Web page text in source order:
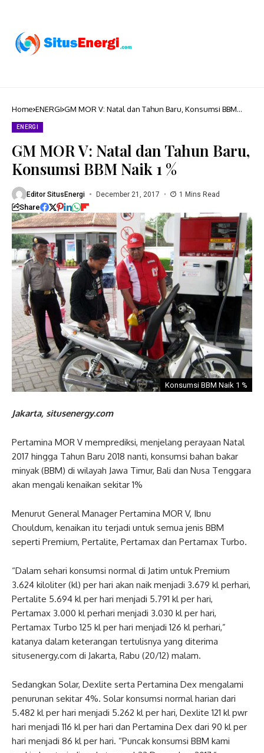
Home ENERGI GM MOR V: Natal dan Tahun Baru, Konsumsi BBM
ENERGI
GM MOR V: Natal dan Tahun Baru,
Konsumsi BBM Naik 1 %
Editor SitusEnergi December 21, 2017 1 Mins Read
Share
Konsumsi BBM Naik 1 %
Jakarta, situsenergy.com
Pertamina MOR V memprediksi, menjelang perayaan Natal
2017 hingga Tahun Baru 2018 nanti, konsumsi bahan bakar
minyak (BBM) di wilayah Jawa Timur, Bali dan Nusa Tenggara
akan mengali kenaikan sekitar 1%
Menurut General Manager Pertamina MOR V, Ibnu
Chouldum, kenaikan itu terjadi untuk semua jenis BBM
seperti Premium, Pertalite, Pertamax dan Pertamax Turbo.
“Dalam sehari konsumsi normal di Jatim untuk Premium
3.624 kiloliter (kl) per hari akan naik menjadi 3.679 kl perhari,
Pertalite 5.694 kl per hari menjadi 5.791 kl per hari,
Pertamax 3.000 kl perhari menjadi 3.030 kl per hari,
Pertamax Turbo 125 kl per hari menjadi 126 kl perhari,”
katanya dalam keterangan tertulisnya yang diterima
situsenergy.com di Jakarta, Rabu (20/12) malam.
Sedangkan Solar, Dexlite serta Pertamina Dex mengalami
penurunan sekitar 4%. Solar konsumsi normal harian dari
5.482 kl per hari menjadi 5.262 kl per hari, Dexlite 121 kl pwr
hari menjadi 116 kl per hari dan Pertamina Dex dari 90 kl per
hari menjadi 86 kl per hari. “Puncak konsumsi BBM kami